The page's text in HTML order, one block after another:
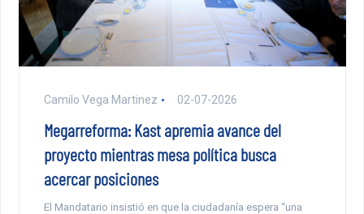
Camilo Vega Martinez 02-07-2026
Megarreforma: Kast apremia avance del
proyecto mientras mesa política busca
acercar posiciones
El Mandatario insistió en que la ciudadanía espera “una